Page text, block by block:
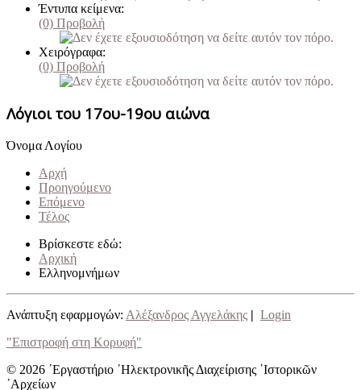
Έντυπα κείμενα:
(0) Προβολή
Χειρόγραφα:
(0) Προβολή
Λόγιοι του 17ου-19ου αιώνα
Όνομα Λογίου
Αρχή
Προηγούμενο
Επόμενο
Τέλος
Βρίσκεστε εδώ:
Αρχική
Ελληνομνήμων
Ανάπτυξη εφαρμογών: Αλέξανδρος Αγγελάκης | Login
"Επιστροφή στη Κορυφή"
© 2026 ᾿Εργαστήριο ᾿Ηλεκτρονικῆς Διαχείρισης ῾Ιστορικῶν
᾿Αρχείων